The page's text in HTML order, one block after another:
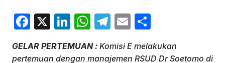
F
c
X
Li
k
W
at
T
e
E
ai ar
GELAR PERTEMUAN : Komisi E melakukan
pertemuan dengan manajemen RSUD Dr Soetomo di